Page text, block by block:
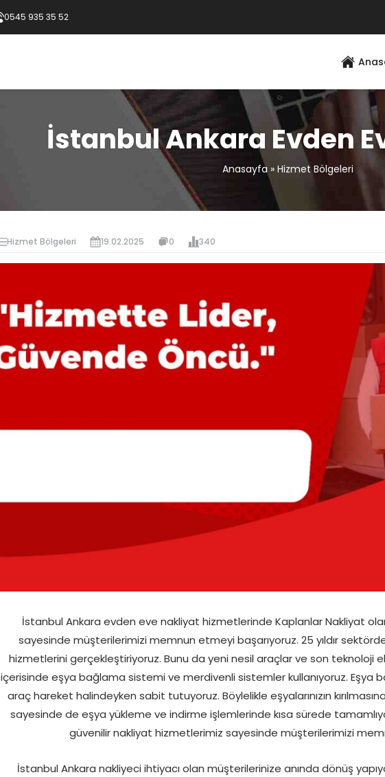
0545 935 35 52
İstanbul Ankara Evden
Anasayfa» Hizmet Bölgeleri
Hizmet Bölgeleri 19.02.2025 0 340
İstanbul Ankara evden eve nakliyat hizmetlerinde Kaplanlar Nakliyat
sayesinde müşterilerimizi memnun etmeyi başarıyoruz. 25 yıldır sektörde
hizmetlerini gerçekleştiriyoruz. Bunu da yeni nesil araçlar ve son teknoloji
içerisinde eşya bağlama sistemi ve merdivenli sistemler kullanıyoruz. Eşya
araç hareket halindeyken sabit tutuyoruz. Böylelikle eşyalarınızın
sayesinde de eşya yükleme ve indirme işlemlerinde kısa sürede
güvenilir nakliyat hizmetlerimiz sayesinde müşterilerimizi
İstanbul Ankara nakliyeci ihtiyacı olan müşterilerinize anında dönüş